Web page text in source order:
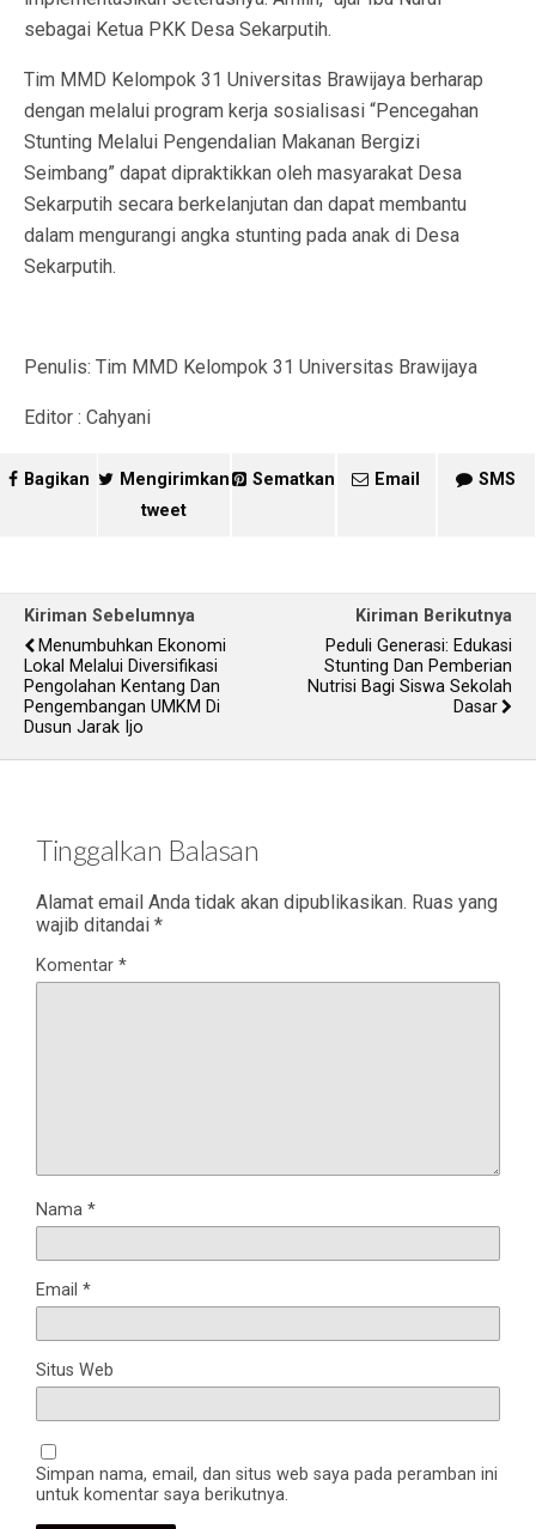
sebagai Ketua PKK Desa Sekarputih.
Tim MMD Kelompok 31 Universitas Brawijaya berharap
dengan melalui program kerja sosialisasi “Pencegahan
Stunting Melalui Pengendalian Makanan Bergizi
Seimbang” dapat dipraktikkan oleh masyarakat Desa
Sekarputih secara berkelanjutan dan dapat membantu
dalam mengurangi angka stunting pada anak di Desa
Sekarputih.
Penulis: Tim MMD Kelompok 31 Universitas Brawijaya
Editor : Cahyani
Bagikan
Mengirimkan
tweet
Sematkan Email SMS
Kiriman Sebelumnya
Menumbuhkan Ekonomi
Lokal Melalui Diversifikasi
Pengolahan Kentang Dan
Pengembangan UMKM Di
Dusun Jarak Ijo
Kiriman Berikutnya
Peduli Generasi: Edukasi
Stunting Dan Pemberian
Nutrisi Bagi Siswa Sekolah
Dasar
Tinggalkan Balasan
Alamat email Anda tidak akan dipublikasikan. Ruas yang
wajib ditandai *
Komentar *
Nama *
Email *
Situs Web
Simpan nama, email, dan situs web saya pada peramban ini
untuk komentar saya berikutnya.